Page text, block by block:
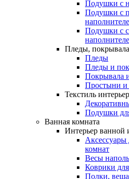
Подушки с
Подушки с
Подушки с
Пледы, покрывала
Пледы
Пледы и
Покрывала
Простыни и
Текстиль
Подушки
Ванная комната
Интерьер ванной
комнат
Весы
Коврики
Полки,